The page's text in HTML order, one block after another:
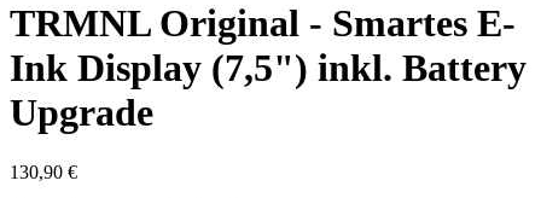
TRMNL Original - Smartes E-
Ink Display (7,5") inkl. Battery
Upgrade
130,90 €